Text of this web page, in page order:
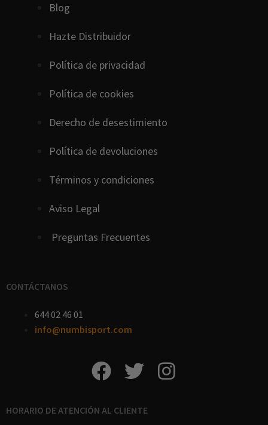
Blog
Hazte Distribuidor
Política de privacidad
Política de cookies
Derecho de desestimiento
Política de devoluciones
Términos y condiciones
Aviso Legal
Preguntas Frecuentes
CONTÁCTANOS
644 02 46 01
info@numbisport.com
HORARIO DE ATENCIÓN AL CLIENTE